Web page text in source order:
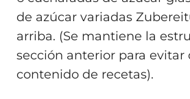
de azúcar variadas
arriba. (Se mantiene la
sección anterior para evitar
contenido de recetas).